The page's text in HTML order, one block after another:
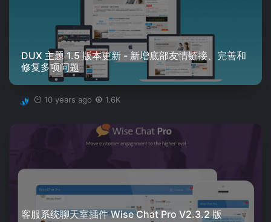
DUX 主题 1.5 版本更新 - 新增底部友情链接、完善和
修复多项问题
10 years ago 1.6K
客服系统聊天室插件 Wise Chat Pro V2.3.2 版